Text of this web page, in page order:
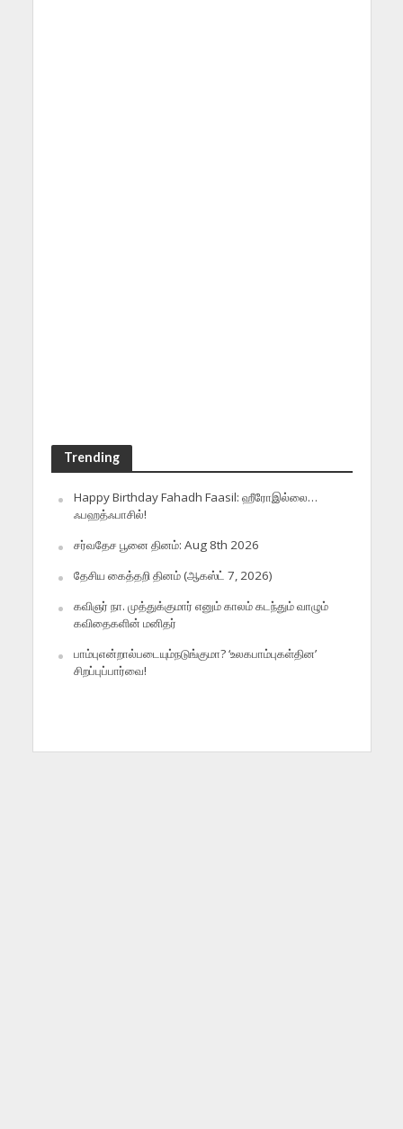
Trending
Happy Birthday Fahadh Faasil: ஹீரோஇல்லை…
ஃபஹத்ஃபாசில்!
சர்வதேச பூனை தினம்: Aug 8th 2026
தேசிய கைத்தறி தினம் (ஆகஸ்ட் 7, 2026)
கவிஞர் நா. முத்துக்குமார் எனும் காலம் கடந்தும் வாழும்
கவிதைகளின் மனிதர்
பாம்புஎன்றால்படையும்நடுங்குமா? ‘உலகபாம்புகள்தின’
சிறப்புப்பார்வை!